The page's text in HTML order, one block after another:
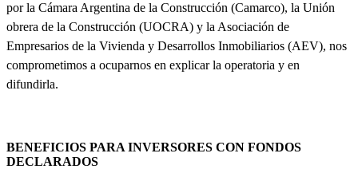
por la Cámara Argentina de la Construcción (Camarco), la Unión
obrera de la Construcción (UOCRA) y la Asociación de
Empresarios de la Vivienda y Desarrollos Inmobiliarios (AEV), nos
comprometimos a ocuparnos en explicar la operatoria y en
difundirla.
BENEFICIOS PARA INVERSORES CON FONDOS
DECLARADOS